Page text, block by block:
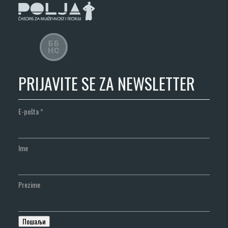
PRIJAVITE SE ZA NEWSLETTER
E-pošta*
Ime
Prezime